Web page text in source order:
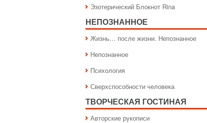
Эзотерический Блокнот Rina
НЕПОЗНАННОЕ
Жизнь… после жизни. Непознанное
Непознанное
Психология
Сверхспособности человека
ТВОРЧЕСКАЯ ГОСТИНАЯ
Авторские рукописи